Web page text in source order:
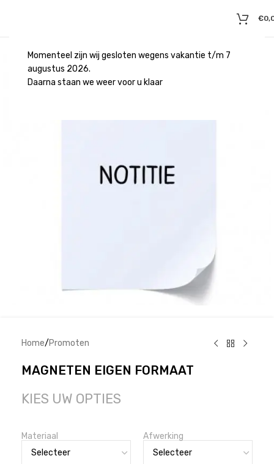
Momenteel zijn wij gesloten wegens vakantie t/m 7
augustus 2026.
Daarna staan we weer voor u klaar
€
Home/Promoten
MAGNETEN EIGEN FORMAAT
KIES UW OPTIES
Materiaal Afwerking